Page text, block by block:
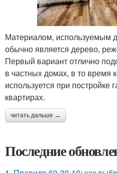
Материалом, используемым
обычно является дерево,
Первый вариант отлично
в частных домах, в то время
используется при постройке
квартирах.
читать дальше →
Последние